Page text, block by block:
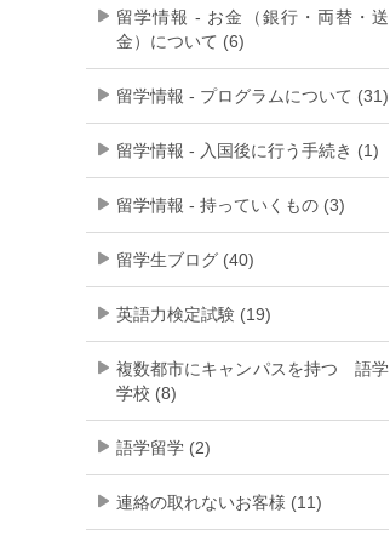
留学情報 - お金（銀行・両替・送
金）について (6)
留学情報 - プログラムについて (31)
留学情報 - 入国後に行う手続き (1)
留学情報 - 持っていくもの (3)
留学生ブログ (40)
英語力検定試験 (19)
複数都市にキャンパスを持つ 語学
学校 (8)
語学留学 (2)
連絡の取れないお客様 (11)